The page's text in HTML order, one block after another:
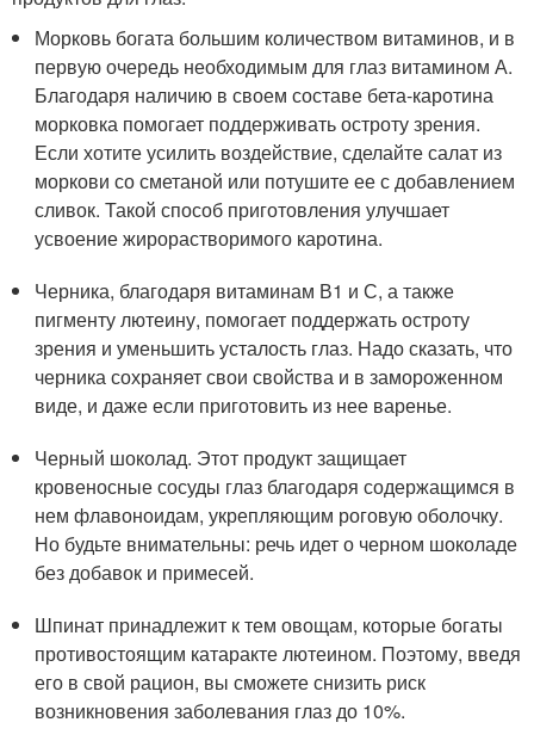
Морковь богата большим количеством витаминов, и в
первую очередь необходимым для глаз витамином А.
Благодаря наличию в своем составе бета-каротина
морковка помогает поддерживать остроту зрения.
Если хотите усилить воздействие, сделайте салат из
моркови со сметаной или потушите ее с добавлением
сливок. Такой способ приготовления улучшает
усвоение жирорастворимого каротина.
Черника, благодаря витаминам В1 и С, а также
пигменту лютеину, помогает поддержать остроту
зрения и уменьшить усталость глаз. Надо сказать, что
черника сохраняет свои свойства и в замороженном
виде, и даже если приготовить из нее варенье.
Черный шоколад. Этот продукт защищает
кровеносные сосуды глаз благодаря содержащимся в
нем флавоноидам, укрепляющим роговую оболочку.
Но будьте внимательны: речь идет о черном шоколаде
без добавок и примесей.
Шпинат принадлежит к тем овощам, которые богаты
противостоящим катаракте лютеином. Поэтому, введя
его в свой рацион, вы сможете снизить риск
возникновения заболевания глаз до 10%.